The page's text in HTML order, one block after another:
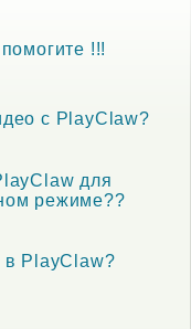
!!!
с PlayClaw?
для
режиме??
в PlayClaw?